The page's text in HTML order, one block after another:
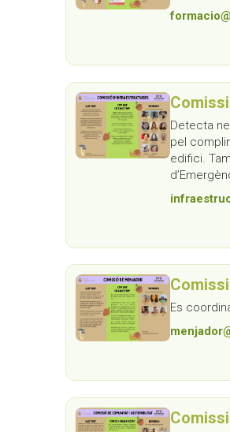
Detecta
pel
edifici.
Es